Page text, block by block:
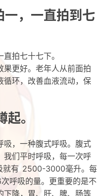
一，一直拍到七
拍七十七下。
果更好。老年人从前面拍
循环，改善血液流动，保
。
吸，一种腹式呼吸。腹式
我们平时呼吸，每一次呼
就有 2500-3000毫升。每
呼吸的量。更重要的是不
下降，胃、肝、脾、肠等